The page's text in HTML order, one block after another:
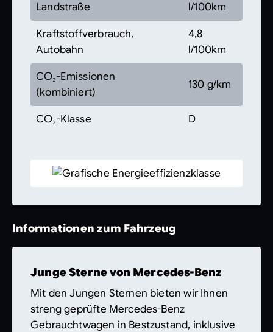
Landstraße l/100km
Kraftstoffverbrauch,
Autobahn
4,8
l/100km
CO₂-Emissionen
(kombiniert)
130 g/km
CO₂-Klasse D
Informationen zum Fahrzeug
Junge Sterne von Mercedes-Benz
Mit den Jungen Sternen bieten wir Ihnen
streng geprüfte Mercedes-Benz
Gebrauchtwagen in Bestzustand, inklusive